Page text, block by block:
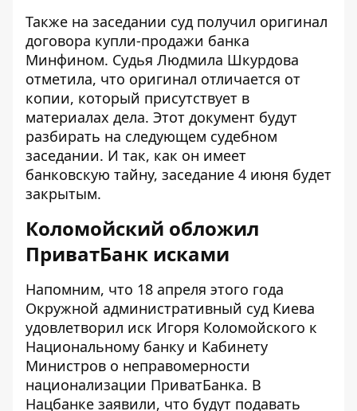
Также на заседании суд получил оригинал
договора купли-продажи банка
Минфином. Судья Людмила Шкурдова
отметила, что оригинал отличается от
копии, который присутствует в
материалах дела. Этот документ будут
разбирать на следующем судебном
заседании. И так, как он имеет
банковскую тайну, заседание 4 июня будет
закрытым.
Коломойский обложил
ПриватБанк исками
Напомним, что 18 апреля этого года
Окружной административный суд Киева
удовлетворил иск Игоря Коломойского к
Национальному банку и Кабинету
Министров о неправомерности
национализации ПриватБанка. В
Нацбанке заявили, что будут подавать